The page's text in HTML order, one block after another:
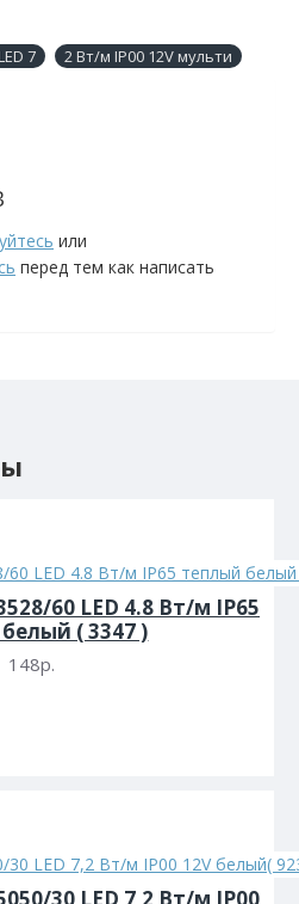
7 2 Вт/м IP00 12V мульти
или
перед тем как написать
60 LED 4.8 Вт/м IP65
( 3347 )
148р.